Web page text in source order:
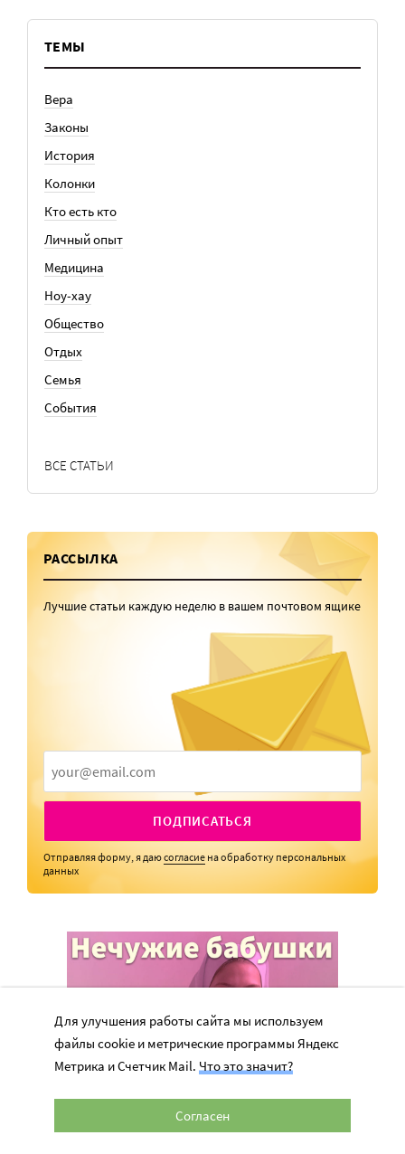
ТЕМЫ
Вера
Законы
История
Колонки
Кто есть кто
Личный опыт
Медицина
Ноу-хау
Общество
Отдых
Семья
События
ВСЕ СТАТЬИ
РАССЫЛКА
Лучшие статьи каждую неделю в вашем почтовом ящике
ПОДПИСАТЬСЯ
Отправляя форму, я даюсогласие на обработку персональных
данных
Для улучшения работы сайта мы используем
файлы cookie и метрические программы Яндекс
Метрика и Счетчик Mail. Что это значит?
Согласен